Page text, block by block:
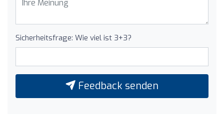
Sicherheitsfrage: Wie viel ist 3+3?
Feedback senden